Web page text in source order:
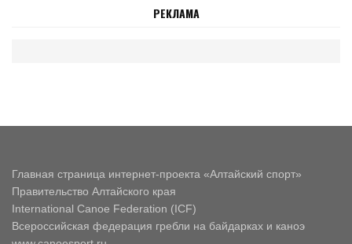
РЕКЛАМА
Главная страница интернет-проекта «Алтайский спорт»
Правительство Алтайского края
International Canoe Federation (ICF)
Всероссийская федерация гребли на байдарках и каноэ